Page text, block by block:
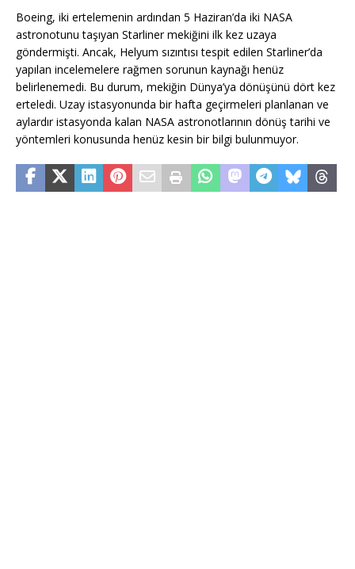
Boeing, iki ertelemenin ardından 5 Haziran’da iki NASA
astronotunu taşıyan Starliner mekiğini ilk kez uzaya
göndermişti. Ancak, Helyum sızıntısı tespit edilen Starliner’da
yapılan incelemelere rağmen sorunun kaynağı henüz
belirlenemedi. Bu durum, mekiğin Dünya’ya dönüşünü dört kez
erteledi. Uzay istasyonunda bir hafta geçirmeleri planlanan ve
aylardır istasyonda kalan NASA astronotlarının dönüş tarihi ve
yöntemleri konusunda henüz kesin bir bilgi bulunmuyor.